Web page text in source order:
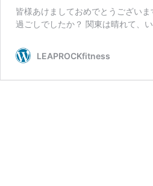
皆様あけましておめでとうござい
過ごしでしたか？ 関東は晴れて、
LEAPROCKfitness